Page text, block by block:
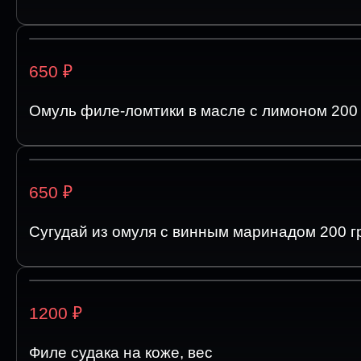
650 ₽
Омуль филе-ломтики в масле с лимоном 200
650 ₽
Сугудай из омуля с винным маринадом 200
1200 ₽
Филе судака на коже, вес